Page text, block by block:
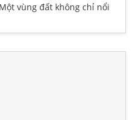
vùng đất không chỉ nổi